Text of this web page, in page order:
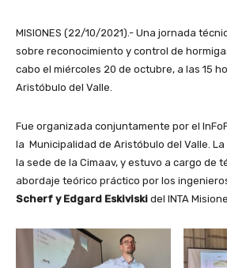
MISIONES (22/10/2021).- Una jornada
sobre reconocimiento y control de
cabo el miércoles 20 de octubre, a las 15
Aristóbulo del Valle.
Fue organizada conjuntamente por el
la Municipalidad de Aristóbulo del Valle.
la sede de la Cimaav, y estuvo a cargo de
abordaje teórico práctico por los
Scherf y Edgard Eskiviski del INTA